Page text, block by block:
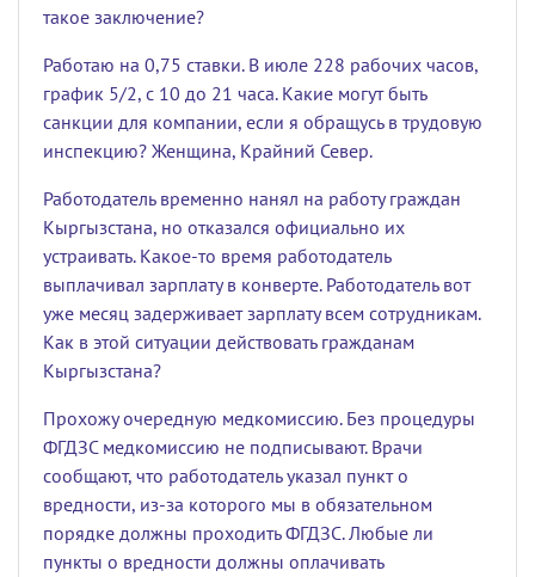
такое заключение?
Работаю на 0,75 ставки. В июле 228 рабочих часов,
график 5/2, с 10 до 21 часа. Какие могут быть
санкции для компании, если я обращусь в трудовую
инспекцию? Женщина, Крайний Север.
Работодатель временно нанял на работу граждан
Кыргызстана, но отказался официально их
устраивать. Какое-то время работодатель
выплачивал зарплату в конверте. Работодатель вот
уже месяц задерживает зарплату всем сотрудникам.
Как в этой ситуации действовать гражданам
Кыргызстана?
Прохожу очередную медкомиссию. Без процедуры
ФГДЗС медкомиссию не подписывают. Врачи
сообщают, что работодатель указал пункт о
вредности, из-за которого мы в обязательном
порядке должны проходить ФГДЗС. Любые ли
пункты о вредности должны оплачивать